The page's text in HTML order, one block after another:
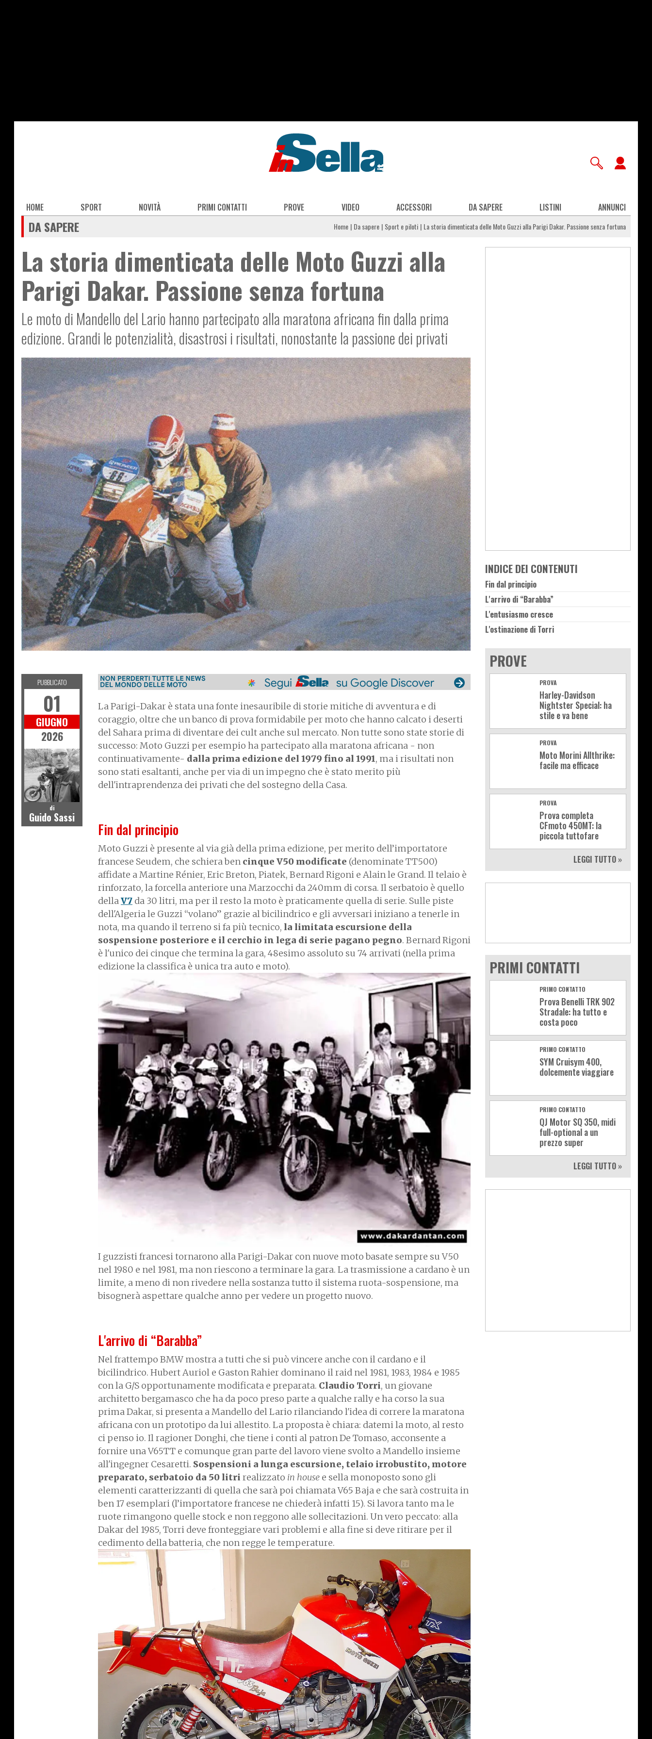
Main
navigation
HOME SPORT NOVITÀ PRIMI CONTATTI PROVE VIDEO ACCESSORI DA SAPERE LISTINI ANNUNCI
DA SAPERE Home Da sapere Sport e piloti La storia dimenticata delle Moto Guzzi alla Parigi Dakar. Passione senza fortuna
La storia dimenticata delle Moto Guzzi alla
Parigi Dakar. Passione senza fortuna
Le moto di Mandello del Lario hanno partecipato alla maratona africana fin dalla prima
edizione. Grandi le potenzialità, disastrosi i risultati, nonostante la passione dei privati
La Parigi-Dakar è stata una fonte inesauribile di storie mitiche di avventura e di
coraggio, oltre che un banco di prova formidabile per moto che hanno calcato i deserti
del Sahara prima di diventare dei cult anche sul mercato. Non tutte sono state storie di
successo: Moto Guzzi per esempio ha partecipato alla maratona africana - non
continuativamente- dalla prima edizione del 1979 fino al 1991, ma i risultati non
sono stati esaltanti, anche per via di un impegno che è stato merito più
dell'intraprendenza dei privati che del sostegno della Casa.
Fin dal principio
Moto Guzzi è presente al via già della prima edizione, per merito dell’importatore
francese Seudem, che schiera ben cinque V50 modificate (denominate TT500)
affidate a Martine Rénier, Eric Breton, Piatek, Bernard Rigoni e Alain le Grand. Il telaio è
rinforzato, la forcella anteriore una Marzocchi da 240mm di corsa. Il serbatoio è quello
dellaV7 da 30 litri, ma per il resto la moto è praticamente quella di serie. Sulle piste
dell'Algeria le Guzzi “volano” grazie al bicilindrico e gli avversari iniziano a tenerle in
nota, ma quando il terreno si fa più tecnico, la limitata escursione della
sospensione posteriore e il cerchio in lega di serie pagano pegno. Bernard Rigoni
è l'unico dei cinque che termina la gara, 48esimo assoluto su 74 arrivati (nella prima
edizione la classifica è unica tra auto e moto).
I guzzisti francesi tornarono alla Parigi-Dakar con nuove moto basate sempre su V50
nel 1980 e nel 1981, ma non riescono a terminare la gara. La trasmissione a cardano è un
limite, a meno di non rivedere nella sostanza tutto il sistema ruota-sospensione, ma
bisognerà aspettare qualche anno per vedere un progetto nuovo.
L'arrivo di “Barabba”
Nel frattempo BMW mostra a tutti che si può vincere anche con il cardano e il
bicilindrico. Hubert Auriol e Gaston Rahier dominano il raid nel 1981, 1983, 1984 e 1985
con la G/S opportunamente modificata e preparata. Claudio Torri, un giovane
architetto bergamasco che ha da poco preso parte a qualche rally e ha corso la sua
prima Dakar, si presenta a Mandello del Lario rilanciando l'idea di correre la maratona
africana con un prototipo da lui allestito. La proposta è chiara: datemi la moto, al resto
ci penso io. Il ragioner Donghi, che tiene i conti al patron De Tomaso, acconsente a
fornire una V65TT e comunque gran parte del lavoro viene svolto a Mandello insieme
all'ingegner Cesaretti. Sospensioni a lunga escursione, telaio irrobustito, motore
preparato, serbatoio da 50 litri realizzato in house e sella monoposto sono gli
elementi caratterizzanti di quella che sarà poi chiamata V65 Baja e che sarà costruita in
ben 17 esemplari (l’importatore francese ne chiederà infatti 15). Si lavora tanto ma le
ruote rimangono quelle stock e non reggono alle sollecitazioni. Un vero peccato: alla
Dakar del 1985, Torri deve fronteggiare vari problemi e alla fine si deve ritirare per il
cedimento della batteria, che non regge le temperature.
PUBBLICATO
01
GIUGNO
2026
di
Guido Sassi
INDICE DEI CONTENUTI
Fin dal principio
L'arrivo di “Barabba”
L'entusiasmo cresce
L'ostinazione di Torri
PROVE
PROVA
Harley-Davidson
Nightster Special: ha
stile e va bene
PROVA
Moto Morini Allthrike:
facile ma efficace
PROVA
Prova completa
CFmoto 450MT: la
piccola tuttofare
LEGGI TUTTO »
PRIMI CONTATTI
PRIMO CONTATTO
Prova Benelli TRK 902
Stradale: ha tutto e
costa poco
PRIMO CONTATTO
SYM Cruisym 400,
dolcemente viaggiare
PRIMO CONTATTO
QJ Motor SQ 350, midi
full-optional a un
prezzo super
LEGGI TUTTO »